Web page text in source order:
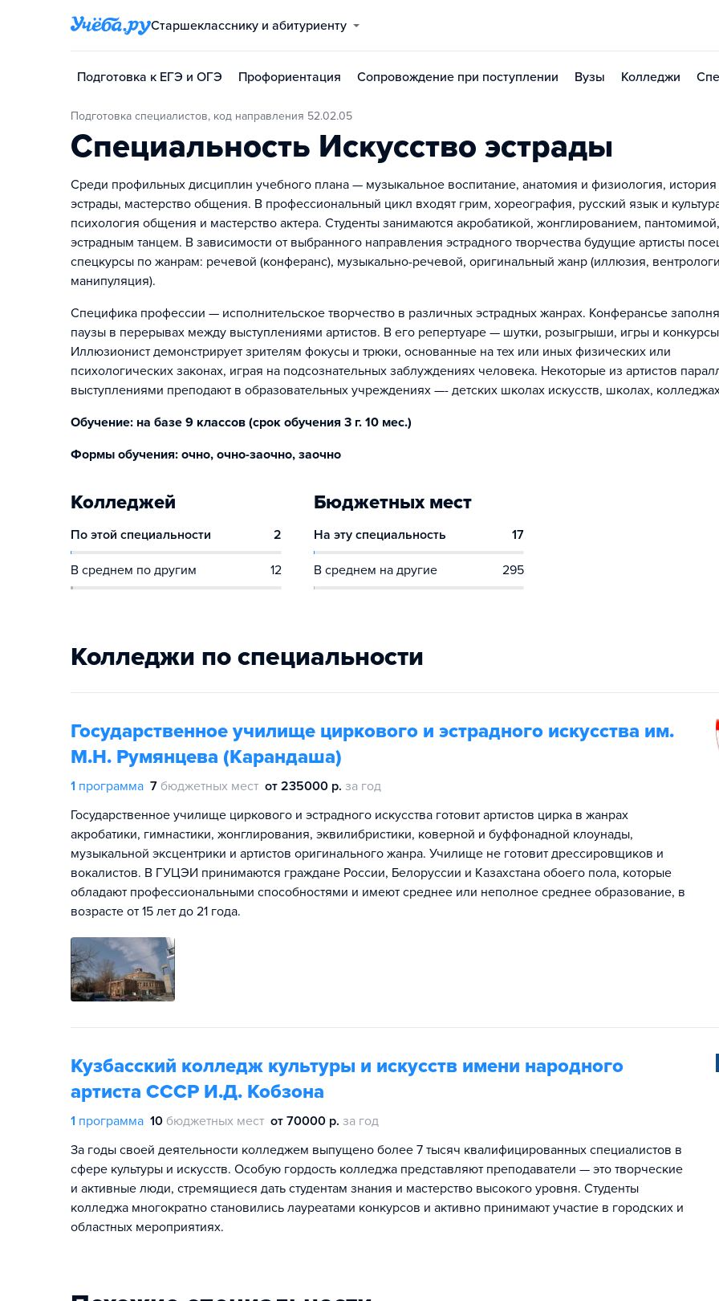
Старшекласснику и абитуриенту
Подготовка к ЕГЭ и ОГЭ Профориентация Сопровождение при поступлении Вузы Колледжи
Подготовка специалистов, код направления 52.02.05
Специальность Искусство эстрады
Среди профильных дисциплин учебного плана — музыкальное воспитание, анатомия и физиология, история
эстрады, мастерство общения. В профессиональный цикл входят грим, хореография, русский язык и
психология общения и мастерство актера. Студенты занимаются акробатикой, жонглированием, пантомимой,
эстрадным танцем. В зависимости от выбранного направления эстрадного творчества будущие артисты
спецкурсы по жанрам: речевой (конферанс), музыкально-речевой, оригинальный жанр (иллюзия,
манипуляция).
Специфика профессии — исполнительское творчество в различных эстрадных жанрах. Конферансье
паузы в перерывах между выступлениями артистов. В его репертуаре — шутки, розыгрыши, игры и
Иллюзионист демонстрирует зрителям фокусы и трюки, основанные на тех или иных физических или
психологических законах, играя на подсознательных заблуждениях человека. Некоторые из артистов
выступлениями преподают в образовательных учреждениях —- детских школах искусств, школах,
Обучение: на базе 9 классов (срок обучения 3 г. 10 мес.)
Формы обучения: очно, очно-заочно, заочно
Колледжей
По этой специальности 2
В среднем по другим 12
Бюджетных мест
На эту специальность 17
В среднем на другие 295
Колледжи по специальности
Государственное училище циркового и эстрадного искусства им.
М.Н. Румянцева (Карандаша)
1 программа 7 бюджетных мест от 235000 р. за год
Государственное училище циркового и эстрадного искусства готовит артистов цирка в жанрах
акробатики, гимнастики, жонглирования, эквилибристики, коверной и буффонадной клоунады,
музыкальной эксцентрики и артистов оригинального жанра. Училище не готовит дрессировщиков и
вокалистов. В ГУЦЭИ принимаются граждане России, Белоруссии и Казахстана обоего пола, которые
обладают профессиональными способностями и имеют среднее или неполное среднее образование, в
возрасте от 15 лет до 21 года.
Кузбасский колледж культуры и искусств имени народного
артиста СССР И.Д. Кобзона
1 программа 10 бюджетных мест от 70000 р. за год
За годы своей деятельности колледжем выпущено более 7 тысяч квалифицированных специалистов в
сфере культуры и искусств. Особую гордость колледжа представляют преподаватели — это творческие
и активные люди, стремящиеся дать студентам знания и мастерство высокого уровня. Студенты
колледжа многократно становились лауреатами конкурсов и активно принимают участие в городских и
областных мероприятиях.